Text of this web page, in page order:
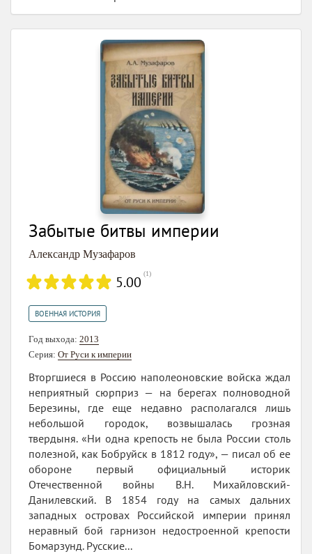
Забытые битвы империи
Александр Музафаров
5.00 (1)
ВОЕННАЯ ИСТОРИЯ
Год выхода: 2013
Серия: От Руси к империи
Вторгшиеся в Россию наполеоновские войска ждал
неприятный сюрприз — на берегах полноводной
Березины, где еще недавно располагался лишь
небольшой городок, возвышалась грозная
твердыня. «Ни одна крепость не была России столь
полезной, как Бобруйск в 1812 году», — писал об ее
обороне первый официальный историк
Отечественной войны В.Н. Михайловский-
Данилевский. В 1854 году на самых дальних
западных островах Российской империи принял
неравный бой гарнизон недостроенной крепости
Бомарзунд. Русские...